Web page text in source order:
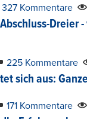
327 Kommentare
Dreier
225 Kommentare
sich aus:
171 Kommentare